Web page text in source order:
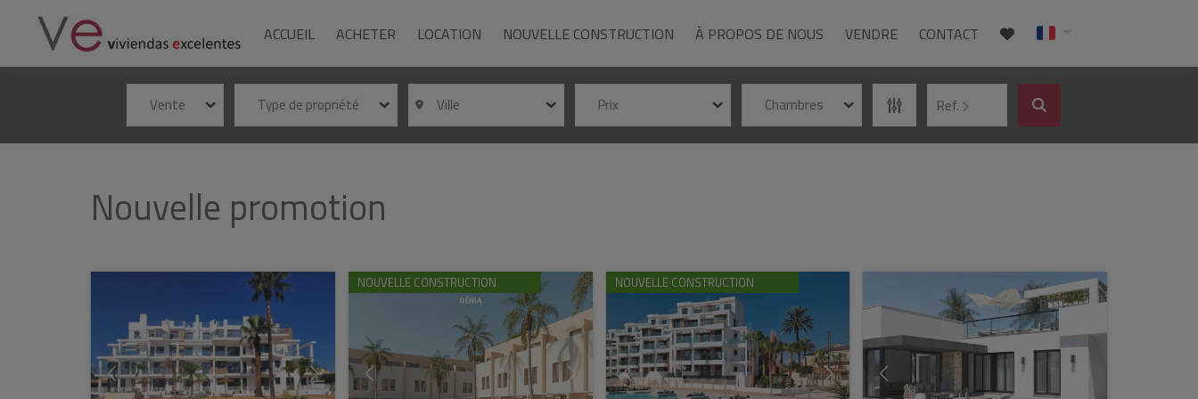
ACCUEIL ACHETER LOCATION NOUVELLE CONSTRUCTION À PROPOS DE NOUS VENDRE CONTACT
Vente Type de propriété Ville Prix Chambres Ref.
Nouvelle promotion
NOUVELLE CONSTRUCTION NOUVELLE CONSTRUCTION